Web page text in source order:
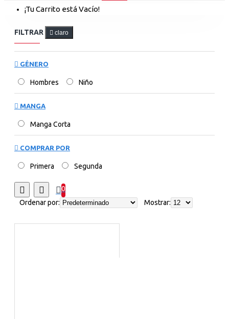
¡Tu Carrito está Vacío!
FILTRAR claro
GÉNERO
Hombres Niño
MANGA
Manga Corta
COMPRAR POR
Primera Segunda
0
Ordenar por:
Mostrar: